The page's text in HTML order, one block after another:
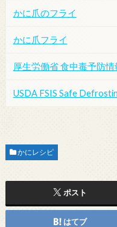
かに爪のフライ
かに爪フライ
厚生労働省 食中毒予防情
USDA FSIS Safe
かにレシピ
ポスト
はてブ